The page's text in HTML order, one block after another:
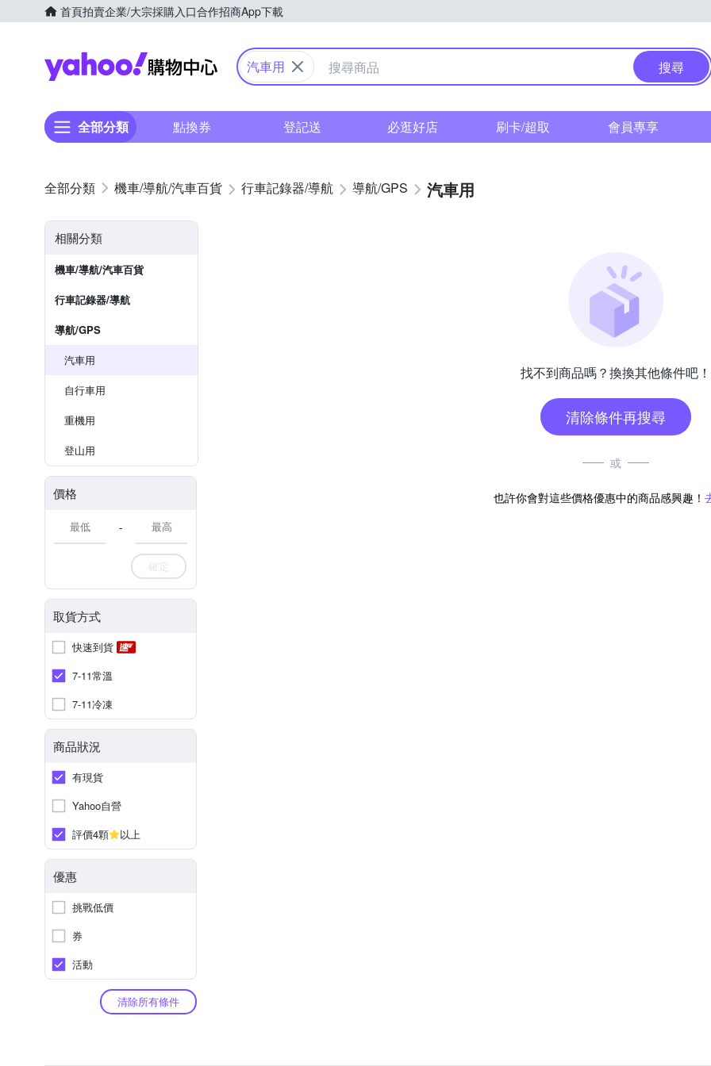
首頁拍賣企業/大宗採購入口合作招商App下載
Yahoo購物中心
汽車用 搜尋
全部分類 點換券 登記送 必逛好店 刷卡/超取 會員專享
機車/導航/汽車百貨 行車記錄器/導航 導航/GPS 汽車用
相關分類
機車/導航/汽車百貨
行車記錄器/導航
導航/GPS
汽車用
自行車用
重機用
登山用
價格
-
確定
取貨方式
快速到貨
7-11常溫
7-11冷凍
商品狀況
有現貨
Yahoo自營
評價4顆
以上
優惠
挑戰低價
券
活動
清除所有條件
找不到商品嗎？換換其他條件吧！
清除條件再搜尋
或
也許你會對這些價格優惠中的商品感興趣！